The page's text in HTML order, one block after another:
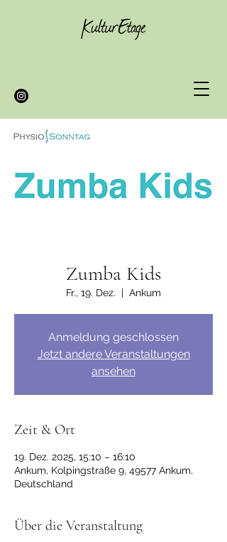
Zumba Kids
Fr., 19. Dez.
  |
Ankum
Anmeldung geschlossen
Jetzt andere Veranstaltungen
ansehen
Zeit & Ort
19. Dez. 2025, 15:10 – 16:10
Ankum, Kolpingstraße 9, 49577 Ankum,
Deutschland
Über die Veranstaltung